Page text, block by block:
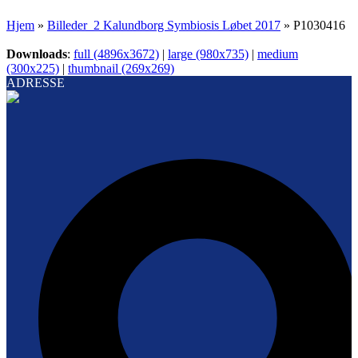
Hjem » Billeder_2 Kalundborg Symbiosis Løbet 2017 » P1030416
Downloads: full (4896x3672) | large (980x735) | medium
(300x225) | thumbnail (269x269)
ADRESSE